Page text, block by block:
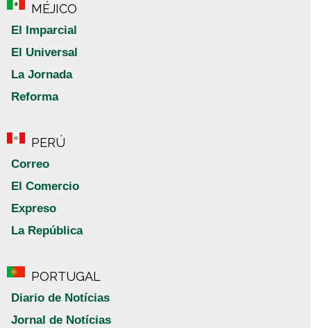
MÉJICO
El Imparcial
El Universal
La Jornada
Reforma
PERÚ
Correo
El Comercio
Expreso
La República
PORTUGAL
Diario de Notícias
Jornal de Notícias